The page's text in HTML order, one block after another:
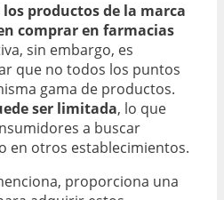
los productos de la marca
comprar en farmacias
sin embargo, es
que no todos los puntos
gama de productos.
ser limitada, lo que
a buscar
en otros establecimientos.
proporciona una